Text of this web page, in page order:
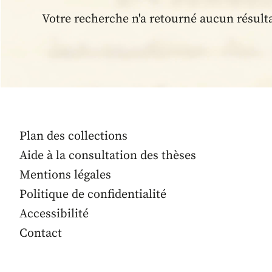
Votre recherche n'a retourné aucun
Plan des collections
Aide à la consultation des thèses
Mentions légales
Politique de confidentialité
Accessibilité
Contact